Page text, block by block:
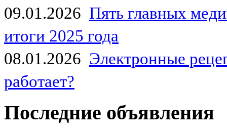
09.01.2026 Пять главных
итоги 2025 года
08.01.2026 Электронные
работает?
Последние объявления